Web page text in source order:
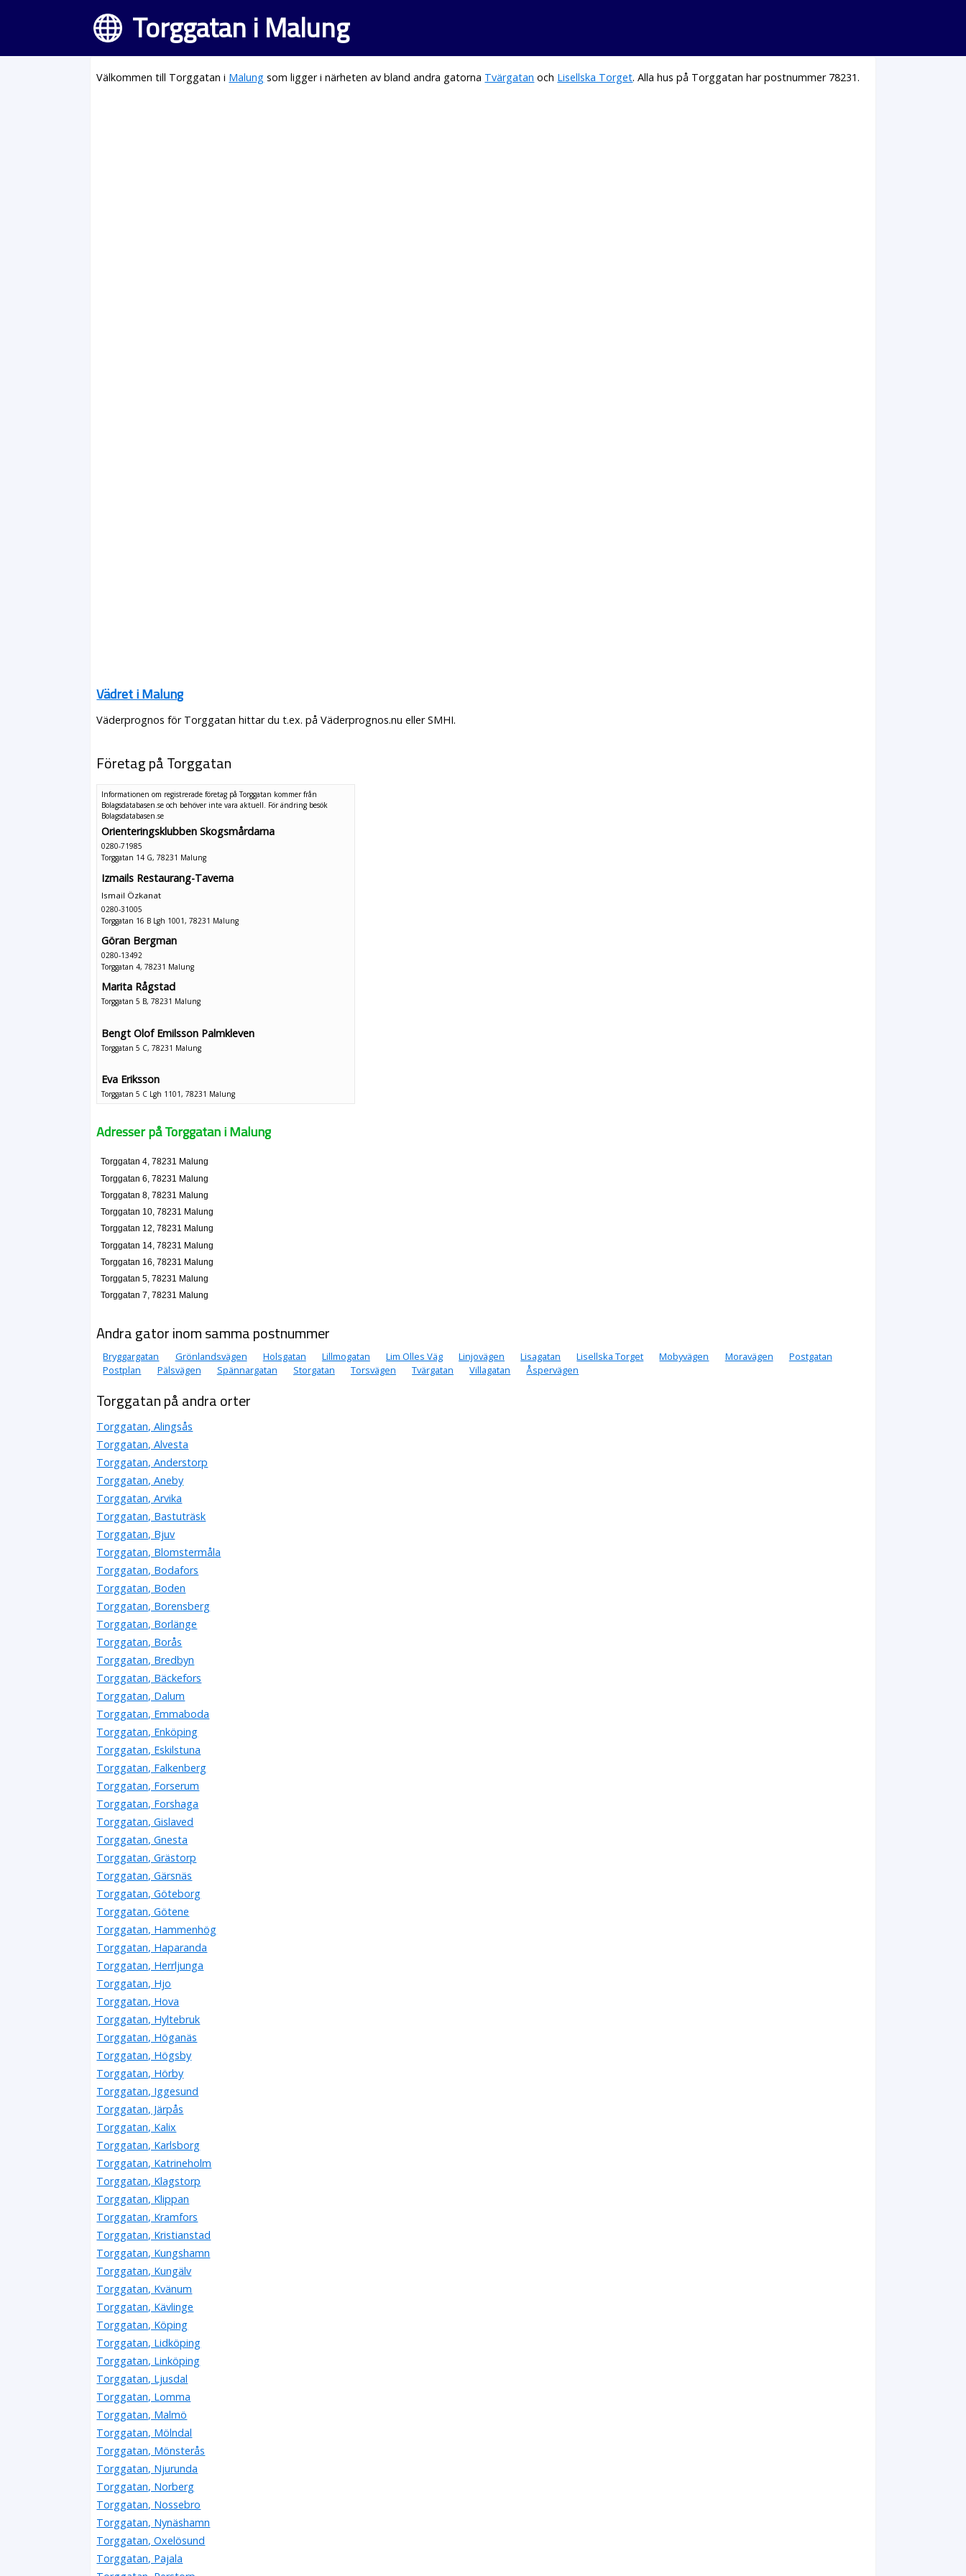
Torggatan i Malung
Välkommen till Torggatan i Malung som ligger i närheten av bland andra gatorna Tvärgatan och Lisellska Torget. Alla hus på Torggatan har postnummer 78231.
Vädret i Malung
Väderprognos för Torggatan hittar du t.ex. på Väderprognos.nu eller SMHI.
Företag på Torggatan
Informationen om registrerade företag på Torggatan kommer från
Bolagsdatabasen.se och behöver inte vara aktuell. För ändring besök
Bolagsdatabasen.se
Orienteringsklubben Skogsmårdarna
0280-71985
Torggatan 14 G, 78231 Malung
Izmails Restaurang-Taverna
Ismail Özkanat
0280-31005
Torggatan 16 B Lgh 1001, 78231 Malung
Göran Bergman
0280-13492
Torggatan 4, 78231 Malung
Marita Rågstad
Torggatan 5 B, 78231 Malung
Bengt Olof Emilsson Palmkleven
Torggatan 5 C, 78231 Malung
Eva Eriksson
Torggatan 5 C Lgh 1101, 78231 Malung
Adresser på Torggatan i Malung
Torggatan 4, 78231 Malung
Torggatan 6, 78231 Malung
Torggatan 8, 78231 Malung
Torggatan 10, 78231 Malung
Torggatan 12, 78231 Malung
Torggatan 14, 78231 Malung
Torggatan 16, 78231 Malung
Torggatan 5, 78231 Malung
Torggatan 7, 78231 Malung
Andra gator inom samma postnummer
Bryggargatan Grönlandsvägen Holsgatan Lillmogatan Lim Olles Väg Linjovägen Lisagatan Lisellska Torget Mobyvägen Moravägen
Postgatan
Postplan
Pälsvägen Spännargatan Storgatan Torsvägen Tvärgatan Villagatan Åspervägen
Torggatan på andra orter
Torggatan, Alingsås
Torggatan, Alvesta
Torggatan, Anderstorp
Torggatan, Aneby
Torggatan, Arvika
Torggatan, Bastuträsk
Torggatan, Bjuv
Torggatan, Blomstermåla
Torggatan, Bodafors
Torggatan, Boden
Torggatan, Borensberg
Torggatan, Borlänge
Torggatan, Borås
Torggatan, Bredbyn
Torggatan, Bäckefors
Torggatan, Dalum
Torggatan, Emmaboda
Torggatan, Enköping
Torggatan, Eskilstuna
Torggatan, Falkenberg
Torggatan, Forserum
Torggatan, Forshaga
Torggatan, Gislaved
Torggatan, Gnesta
Torggatan, Grästorp
Torggatan, Gärsnäs
Torggatan, Göteborg
Torggatan, Götene
Torggatan, Hammenhög
Torggatan, Haparanda
Torggatan, Herrljunga
Torggatan, Hjo
Torggatan, Hova
Torggatan, Hyltebruk
Torggatan, Höganäs
Torggatan, Högsby
Torggatan, Hörby
Torggatan, Iggesund
Torggatan, Järpås
Torggatan, Kalix
Torggatan, Karlsborg
Torggatan, Katrineholm
Torggatan, Klagstorp
Torggatan, Klippan
Torggatan, Kramfors
Torggatan, Kristianstad
Torggatan, Kungshamn
Torggatan, Kungälv
Torggatan, Kvänum
Torggatan, Kävlinge
Torggatan, Köping
Torggatan, Lidköping
Torggatan, Linköping
Torggatan, Ljusdal
Torggatan, Lomma
Torggatan, Malmö
Torggatan, Mölndal
Torggatan, Mönsterås
Torggatan, Njurunda
Torggatan, Norberg
Torggatan, Nossebro
Torggatan, Nynäshamn
Torggatan, Oxelösund
Torggatan, Pajala